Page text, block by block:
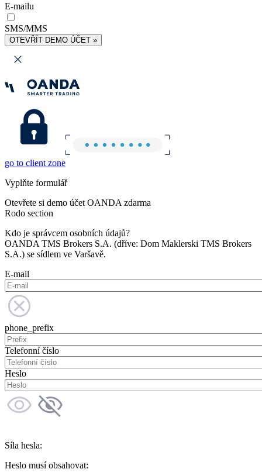
E-mailu
SMS/MMS
OTEVŘÍT DEMO ÚČET »
go to client zone
Vyplňte formulář
Otevřete si demo účet OANDA zdarma
Rodo section
Kdo je správcem osobních údajů?
OANDA TMS Brokers S.A. (dříve: Dom Maklerski TMS Brokers
S.A.) se sídlem ve Varšavě.
E-mail
phone_prefix
Telefonní číslo
Heslo
Síla hesla:
Heslo musí obsahovat: